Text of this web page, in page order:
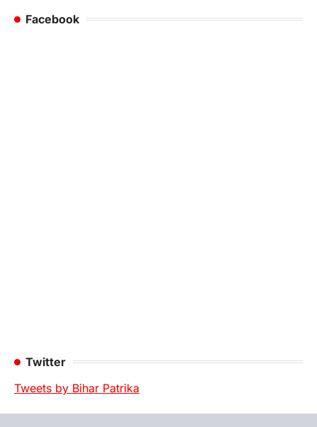
Facebook
Twitter
Tweets by Bihar Patrika